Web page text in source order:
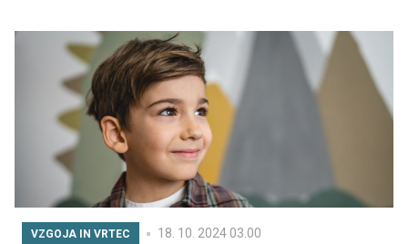
denimo mucek in pes. Mnogo staršev se ob izjavi: "Mami,
jaz bi imel/a psa," znajde pred težo dilemo, ali otroku
popustiti in ga osrečiti ali še nekaj časa počakati.
VZGOJA IN VRTEC 18. 10. 2024 03.00